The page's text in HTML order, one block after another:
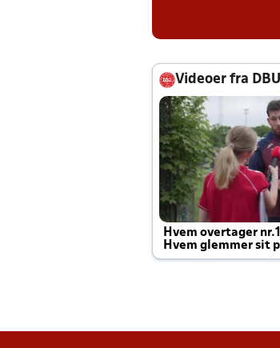
Videoer fra DBU
Hvem overtager
Hvem glemmer sit
Joachim altid til